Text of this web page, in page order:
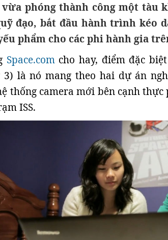
phóng thành công một tàu
đạo, bắt đầu hành trình kéo
phẩm cho các phi hành gia
Space.comcho hay, điểm đặc
3) là nó mang theo hai dự án
thống camera mới bên cạnh
ISS.